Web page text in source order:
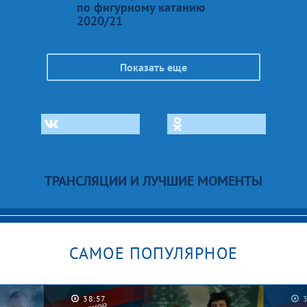
по фигурному катанию
2020/21
Показать еще
ТРАНСЛЯЦИИ И ЛУЧШИЕ МОМЕНТЫ
САМОЕ ПОПУЛЯРНОЕ
38:57